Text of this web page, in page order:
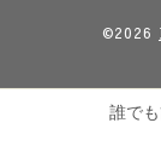
©2026
誰で